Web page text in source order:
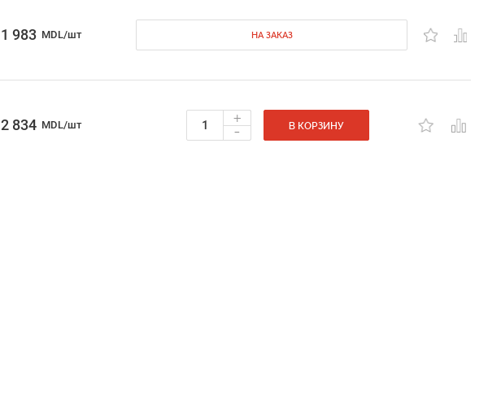
1 983 MDL/шт НА ЗАКАЗ
2 834 MDL/шт +
- В КОРЗИНУ